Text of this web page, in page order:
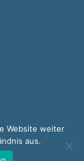
Website weiter
aus.